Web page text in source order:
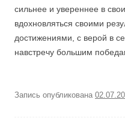
сильнее и увереннее в
вдохновляться своими
достижениями, с верой в
навстречу большим
Запись опубликована